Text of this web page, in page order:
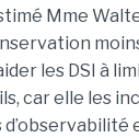
Mme
les DSI à
car elle les